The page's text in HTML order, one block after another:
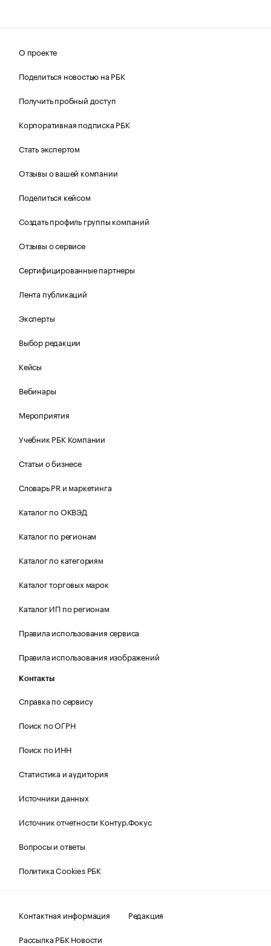
О проекте
Поделиться новостью на РБК
Получить пробный доступ
Корпоративная подписка РБК
Стать экспертом
Отзывы о вашей компании
Поделиться кейсом
Создать профиль группы компаний
Отзывы о сервисе
Сертифицированные партнеры
Лента публикаций
Эксперты
Выбор редакции
Кейсы
Вебинары
Мероприятия
Учебник РБК Компании
Статьи о бизнесе
Словарь PR и маркетинга
Каталог по ОКВЭД
Каталог по регионам
Каталог по категориям
Каталог торговых марок
Каталог ИП по регионам
Правила использования сервиса
Правила использования изображений
Контакты
Справка по сервису
Поиск по ОГРН
Поиск по ИНН
Статистика и аудитория
Источники данных
Источник отчетности Контур.Фокус
Вопросы и ответы
Политика Cookies РБК
Контактная информация
Редакция
Рассылка РБК Новости